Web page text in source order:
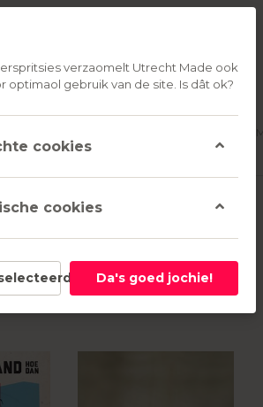
ONS
verzaomelt Utrecht Made ook
optimaol gebruik van de site. Is dât ok?
cookies
cookies
Da's goed jochie!